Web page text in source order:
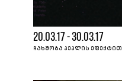
20.03.17 - 30.03.17
ᲩᲐᲮᲨᲝᲑᲐ ᲞᲔᲞᲚᲘᲡ ᲔᲤᲔᲥᲢᲘᲗ